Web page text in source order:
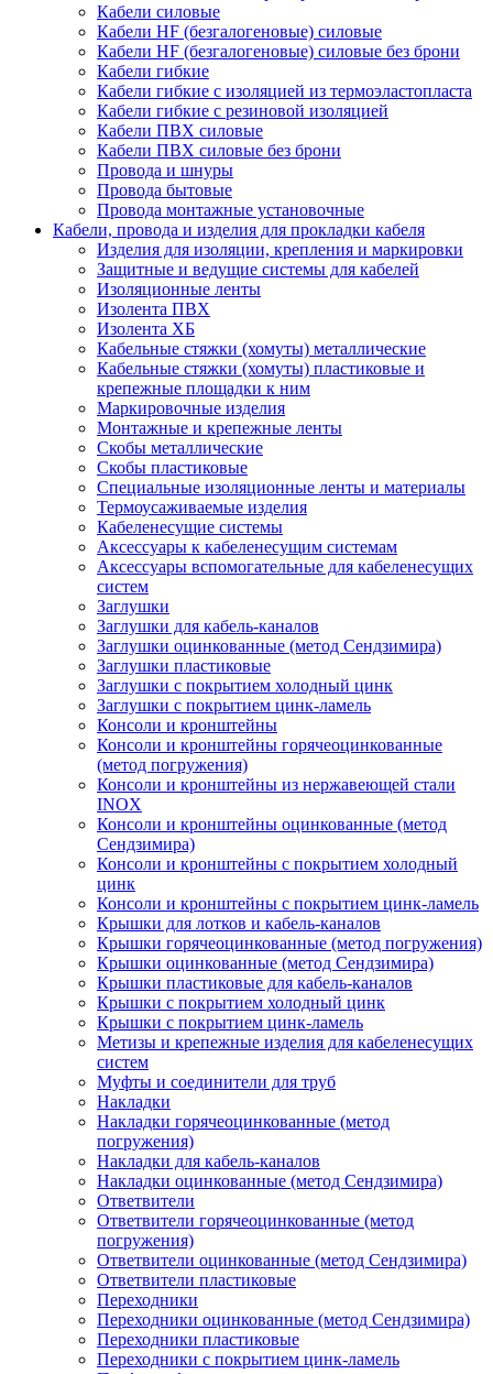
Кабели силовые
Кабели HF (безгалогеновые) силовые
Кабели HF (безгалогеновые) силовые без брони
Кабели гибкие
Кабели гибкие с изоляцией из термоэластопласта
Кабели гибкие с резиновой изоляцией
Кабели ПВХ силовые
Кабели ПВХ силовые без брони
Провода и шнуры
Провода бытовые
Провода монтажные установочные
Кабели, провода и изделия для прокладки кабеля
Изделия для изоляции, крепления и маркировки
Защитные и ведущие системы для кабелей
Изоляционные ленты
Изолента ПВХ
Изолента ХБ
Кабельные стяжки (хомуты) металлические
Кабельные стяжки (хомуты) пластиковые и
крепежные площадки к ним
Маркировочные изделия
Монтажные и крепежные ленты
Скобы металлические
Скобы пластиковые
Специальные изоляционные ленты и материалы
Термоусаживаемые изделия
Кабеленесущие системы
Аксессуары к кабеленесущим системам
Аксессуары вспомогательные для кабеленесущих
систем
Заглушки
Заглушки для кабель-каналов
Заглушки оцинкованные (метод Сендзимира)
Заглушки пластиковые
Заглушки с покрытием холодный цинк
Заглушки с покрытием цинк-ламель
Консоли и кронштейны
Консоли и кронштейны горячеоцинкованные
(метод погружения)
Консоли и кронштейны из нержавеющей стали
INOX
Консоли и кронштейны оцинкованные (метод
Сендзимира)
Консоли и кронштейны с покрытием холодный
цинк
Консоли и кронштейны с покрытием цинк-ламель
Крышки для лотков и кабель-каналов
Крышки горячеоцинкованные (метод погружения)
Крышки оцинкованные (метод Сендзимира)
Крышки пластиковые для кабель-каналов
Крышки с покрытием холодный цинк
Крышки с покрытием цинк-ламель
Метизы и крепежные изделия для кабеленесущих
систем
Муфты и соединители для труб
Накладки
Накладки горячеоцинкованные (метод
погружения)
Накладки для кабель-каналов
Накладки оцинкованные (метод Сендзимира)
Ответвители
Ответвители горячеоцинкованные (метод
погружения)
Ответвители оцинкованные (метод Сендзимира)
Ответвители пластиковые
Переходники
Переходники оцинкованные (метод Сендзимира)
Переходники пластиковые
Переходники с покрытием цинк-ламель